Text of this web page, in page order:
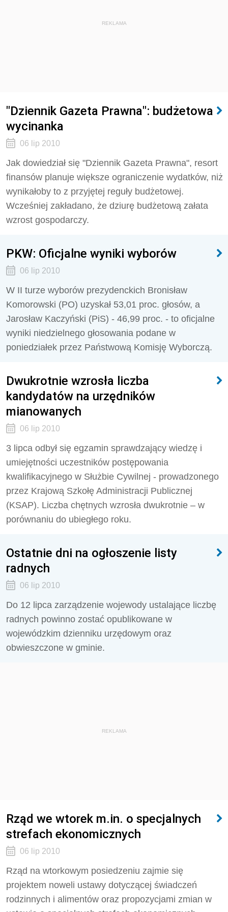
REKLAMA
"Dziennik Gazeta Prawna": budżetowa
wycinanka
06 lip 2010
Jak dowiedział się "Dziennik Gazeta Prawna", resort
finansów planuje większe ograniczenie wydatków, niż
wynikałoby to z przyjętej reguły budżetowej.
Wcześniej zakładano, że dziurę budżetową załata
wzrost gospodarczy.
PKW: Oficjalne wyniki wyborów
06 lip 2010
W II turze wyborów prezydenckich Bronisław
Komorowski (PO) uzyskał 53,01 proc. głosów, a
Jarosław Kaczyński (PiS) - 46,99 proc. - to oficjalne
wyniki niedzielnego głosowania podane w
poniedziałek przez Państwową Komisję Wyborczą.
Dwukrotnie wzrosła liczba
kandydatów na urzędników
mianowanych
06 lip 2010
3 lipca odbył się egzamin sprawdzający wiedzę i
umiejętności uczestników postępowania
kwalifikacyjnego w Służbie Cywilnej - prowadzonego
przez Krajową Szkołę Administracji Publicznej
(KSAP). Liczba chętnych wzrosła dwukrotnie – w
porównaniu do ubiegłego roku.
Ostatnie dni na ogłoszenie listy
radnych
06 lip 2010
Do 12 lipca zarządzenie wojewody ustalające liczbę
radnych powinno zostać opublikowane w
wojewódzkim dzienniku urzędowym oraz
obwieszczone w gminie.
REKLAMA
Rząd we wtorek m.in. o specjalnych
strefach ekonomicznych
06 lip 2010
Rząd na wtorkowym posiedzeniu zajmie się
projektem noweli ustawy dotyczącej świadczeń
rodzinnych i alimentów oraz propozycjami zmian w